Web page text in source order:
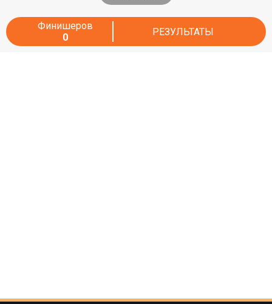
Финишеров
0
РЕЗУЛЬТАТЫ